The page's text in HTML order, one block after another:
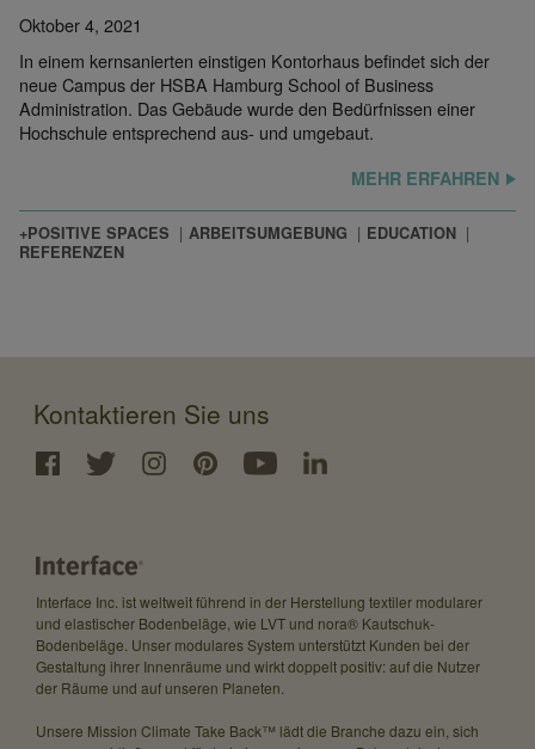
Oktober 4, 2021
In einem kernsanierten einstigen Kontorhaus befindet sich der
neue Campus der HSBA Hamburg School of Business
Administration. Das Gebäude wurde den Bedürfnissen einer
Hochschule entsprechend aus- und umgebaut.
MEHR ERFAHREN
+POSITIVE SPACES ARBEITSUMGEBUNG
EDUCATION
REFERENZEN
Kontaktieren Sie uns
Interface Inc. ist weltweit führend in der Herstellung textiler modularer
und elastischer Bodenbeläge, wie LVT und nora® Kautschuk-
Bodenbeläge. Unser modulares System unterstützt Kunden bei der
Gestaltung ihrer Innenräume und wirkt doppelt positiv: auf die Nutzer
der Räume und auf unseren Planeten.
Unsere Mission Climate Take Back™ lädt die Branche dazu ein, sich